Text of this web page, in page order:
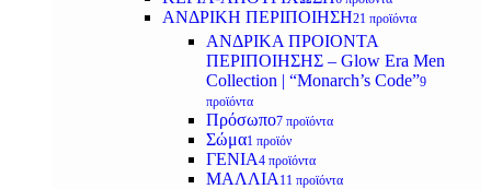
ΑΝΔΡΙΚΗ ΠΕΡΙΠΟΙΗΣΗ21 προϊόντα
ΑΝΔΡΙΚΑ ΠΡΟΙΟΝΤΑ
ΠΕΡΙΠΟΙΗΣΗΣ – Glow Era Men
Collection | “Monarch’s Code”9
προϊόντα
Πρόσωπο7 προϊόντα
Σώμα1 προϊόν
ΓΕΝΙΑ4 προϊόντα
ΜΑΛΛΙΑ 11 προϊόντα